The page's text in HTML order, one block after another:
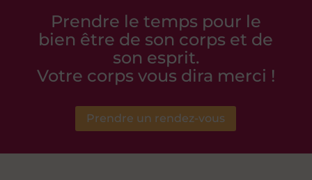
Prendre le temps pour le
bien être de son corps et de
son esprit.
Votre corps vous dira merci !
Prendre un rendez-vous